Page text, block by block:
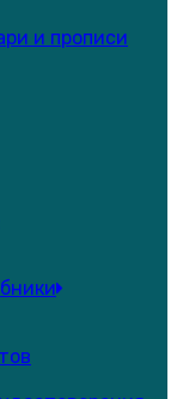
и прописи